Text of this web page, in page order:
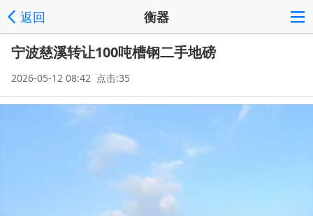
返回 衡器
宁波慈溪转让100吨槽钢二手地磅
2026-05-12 08:42 点击:35